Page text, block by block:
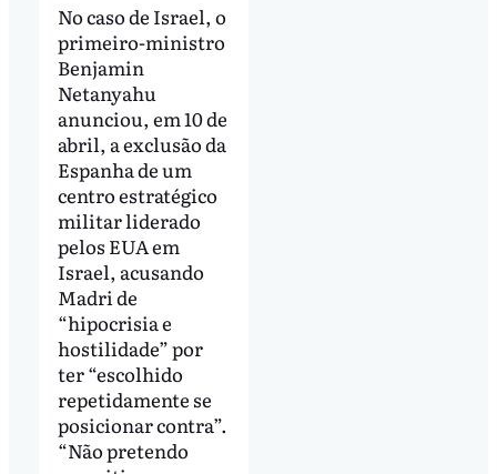
No caso de Israel, o
primeiro-ministro
Benjamin
Netanyahu
anunciou, em 10 de
abril, a exclusão da
Espanha de um
centro estratégico
militar liderado
pelos EUA em
Israel, acusando
Madri de
“hipocrisia e
hostilidade” por
ter “escolhido
repetidamente se
posicionar contra”.
“Não pretendo